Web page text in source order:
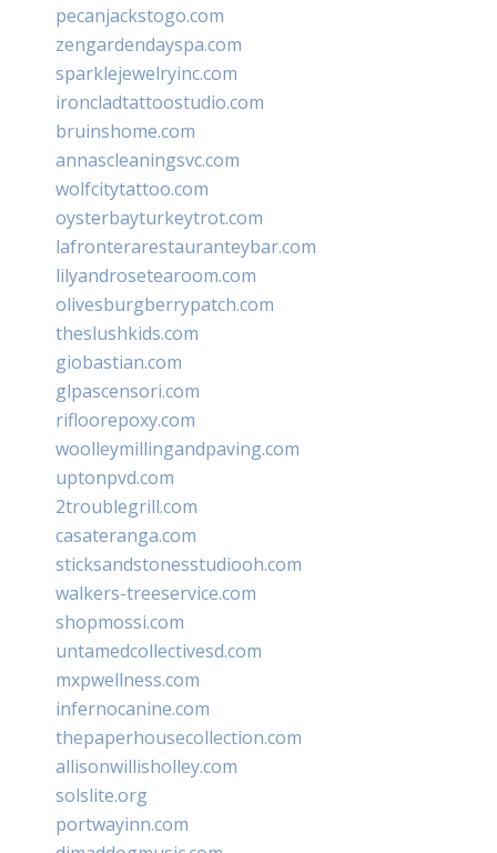
pecanjackstogo.com
zengardendayspa.com
sparklejewelryinc.com
ironcladtattoostudio.com
bruinshome.com
annascleaningsvc.com
wolfcitytattoo.com
oysterbayturkeytrot.com
lafronterarestauranteybar.com
lilyandrosetearoom.com
olivesburgberrypatch.com
theslushkids.com
giobastian.com
glpascensori.com
rifloorepoxy.com
woolleymillingandpaving.com
uptonpvd.com
2troublegrill.com
casateranga.com
sticksandstonesstudiooh.com
walkers-treeservice.com
shopmossi.com
untamedcollectivesd.com
mxpwellness.com
infernocanine.com
thepaperhousecollection.com
allisonwillisholley.com
solslite.org
portwayinn.com